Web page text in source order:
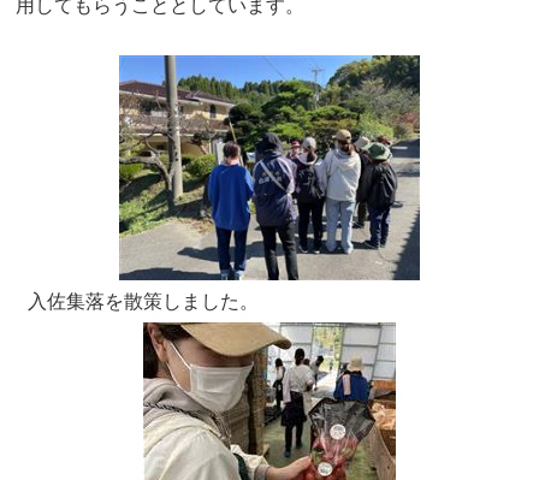
用してもらうこととしています。
入佐集落を散策しました。